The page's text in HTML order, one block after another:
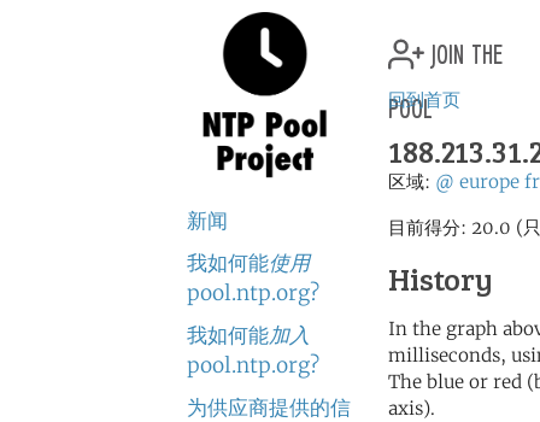
新闻
我如何能使用
pool.ntp.org?
我如何能加入
pool.ntp.org?
为供应商提供的信
join the
pool
回到首页
区域: @ europe fr
目前得分: 20.0 (
History
In the graph
milliseconds,
The blue or red
axis).